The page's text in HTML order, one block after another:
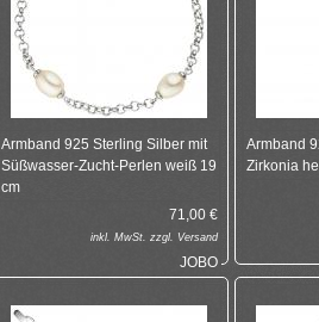
Armband 925 Sterling Silber mit
Süßwasser-Zucht-Perlen weiß 19
cm
71,00 €
inkl. MwSt. zzgl. Versand
JOBO
Armband
Zirkonia